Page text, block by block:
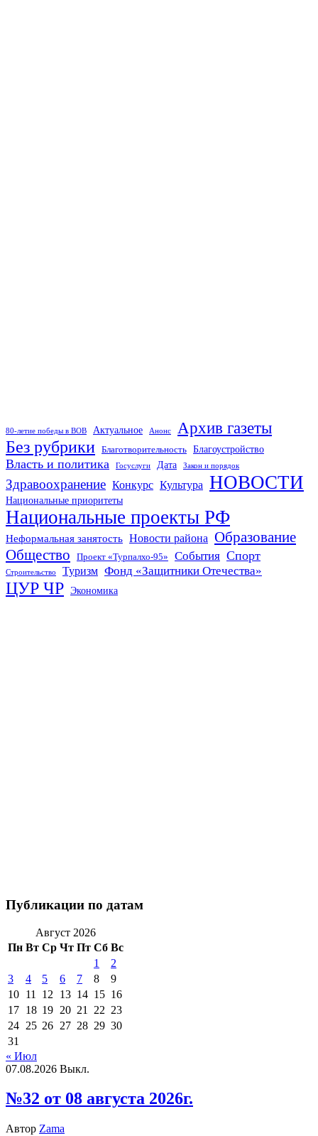
80-летие победы в ВОВ Актуальное Анонс
Архив газеты
Без рубрики Благотворительность Благоустройство
Власть и политика Госуслуги Дата Закон и порядок
Здравоохранение Конкурс Культура НОВОСТИ
Национальные приоритеты
Национальные проекты РФ
Неформальная занятость Новости района Образование
Общество
Проект «Турпалхо-95» События Спорт
Строительство Туризм Фонд «Защитники Отечества»
ЦУР ЧР Экономика
Публикации по датам
Август 2026
Пн Вт Ср Чт Пт Сб Вс
1
2
3
4 5 6 7 8
9
10 11 12 13 14 15 16
17 18 19 20 21 22 23
24 25 26 27 28 29 30
31
« Июл
07.08.2026 Выкл.
№32 от 08 августа 2026г.
Автор Zama